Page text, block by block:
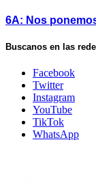
6A: Nos
Buscanos en las
Facebook
Twitter
Instagram
YouTube
TikTok
WhatsApp